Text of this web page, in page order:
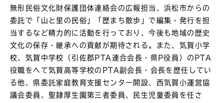
無形民俗文化財保護団体連絡会の広報担当、浜松市からの
委託で「山と里の民俗」「歴まち散歩」で編集・発行を担
当するなど精力的に活動を行っており、今後も地域の歴史
文化の保存・継承への貢献が期待される。また、気賀小学
校、気賀中学校（引佐郡PTA連合会長・県P役員）のPTA
役職をへて気賀高等学校のPTA副会長・会長を歴任してい
る他、県委託家庭教育支援センター開設、西気賀小運営協
議会委員、聖隷厚生園第三者委員、民生児童委員を任さ